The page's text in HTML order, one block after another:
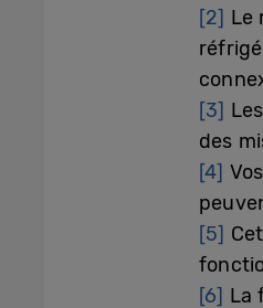
[2] Le
[3]
des
[4]
[5]
[6] La